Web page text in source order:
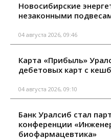
Новосибирские
незаконными
04 августа 2026, 09:46
Карта «Прибыль»
дебетовых карт с
04 августа 2026, 09:10
Банк Уралсиб стал
конференции
биофармацевтика»